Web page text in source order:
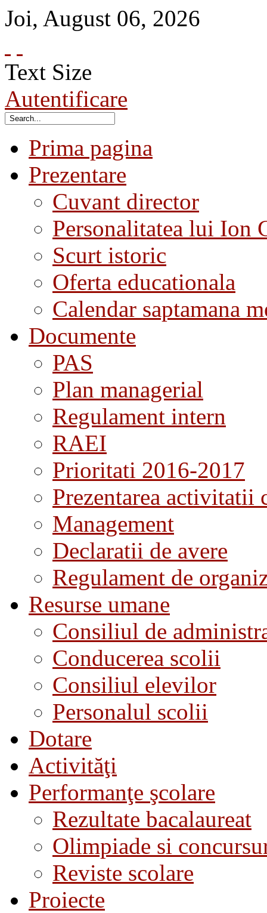
Joi, August 06, 2026
Text Size
Autentificare
Prima pagina
Prezentare
Cuvant director
Personalitatea lui Ion
Scurt istoric
Oferta educationala
Calendar saptamana
Documente
PAS
Plan managerial
Regulament intern
RAEI
Prioritati 2016-2017
Prezentarea activitatii
Management
Declaratii de avere
Regulament de
Resurse umane
Consiliul de
Conducerea scolii
Consiliul elevilor
Personalul scolii
Dotare
Activităţi
Performanţe şcolare
Rezultate bacalaureat
Olimpiade si
Reviste scolare
Proiecte